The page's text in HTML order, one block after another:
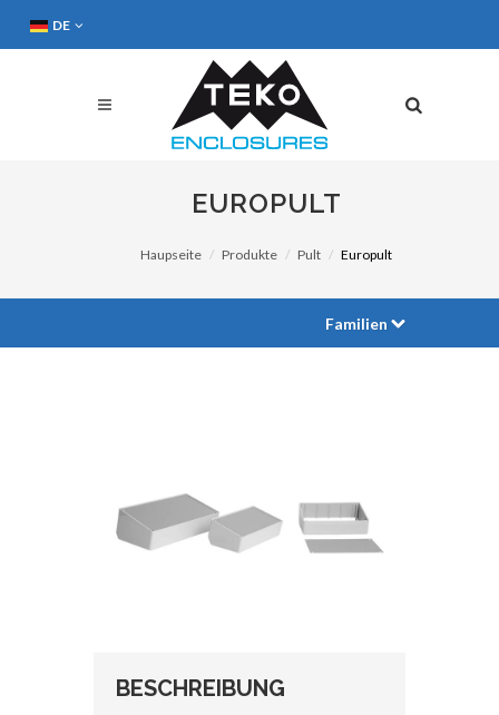
DE
EUROPULT
Haupseite Produkte Pult Europult
Familien
BESCHREIBUNG